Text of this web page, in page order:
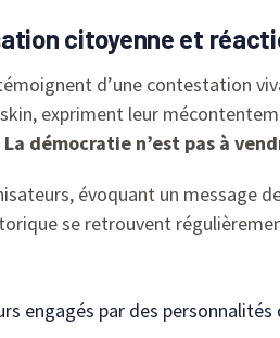
citoyenne et
d’une contestation
expriment leur
La démocratie n’est pas à
évoquant un message
se retrouvent
engagés par des